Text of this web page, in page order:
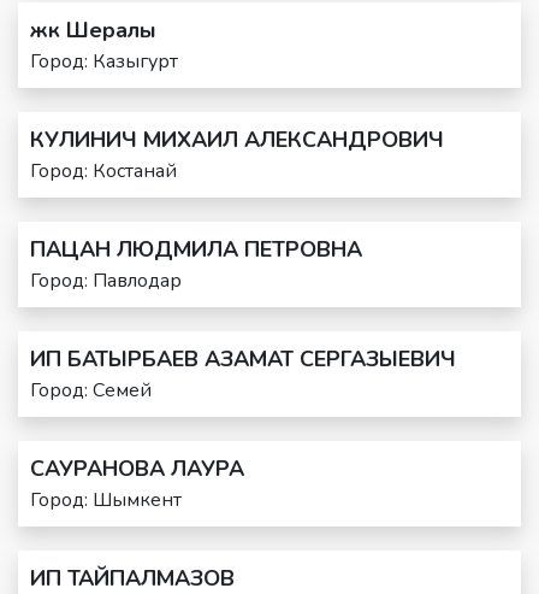
жк Шералы
Город: Казыгурт
КУЛИНИЧ МИХАИЛ АЛЕКСАНДРОВИЧ
Город: Костанай
ПАЦАН ЛЮДМИЛА ПЕТРОВНА
Город: Павлодар
ИП БАТЫРБАЕВ АЗАМАТ СЕРГАЗЫЕВИЧ
Город: Семей
САУРАНОВА ЛАУРА
Город: Шымкент
ИП ТАЙПАЛМАЗОВ